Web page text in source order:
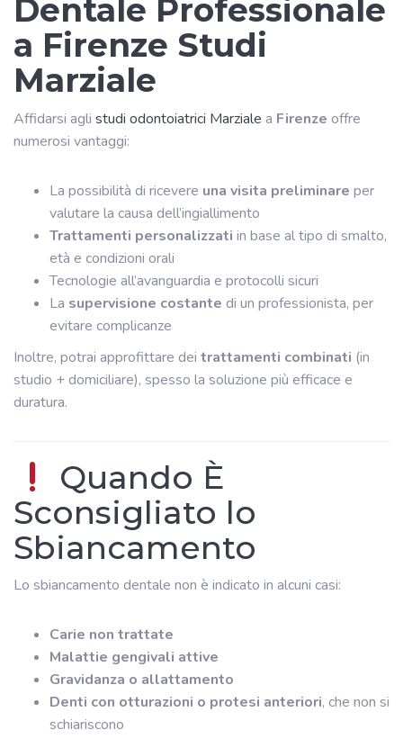
Dentale Professionale
a Firenze Studi
Marziale
Affidarsi agli studi odontoiatrici Marziale a Firenze offre
numerosi vantaggi:
La possibilità di ricevere una visita preliminare per
valutare la causa dell’ingiallimento
Trattamenti personalizzati in base al tipo di smalto,
età e condizioni orali
Tecnologie all’avanguardia e protocolli sicuri
La supervisione costante di un professionista, per
evitare complicanze
Inoltre, potrai approfittare dei trattamenti combinati (in
studio + domiciliare), spesso la soluzione più efficace e
duratura.
Quando È
Sconsigliato lo
Sbiancamento
Lo sbiancamento dentale non è indicato in alcuni casi:
Carie non trattate
Malattie gengivali attive
Gravidanza o allattamento
Denti con otturazioni o protesi anteriori, che non si
schiariscono